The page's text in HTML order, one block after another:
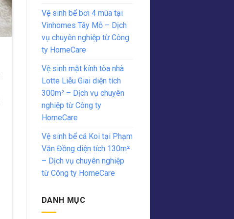
Vệ sinh bể bơi 4 mùa tại
Vinhomes Tây Mỗ – Dịch
vụ chuyên nghiệp từ Công
ty HomeCare
Vệ sinh mặt kính tòa nhà
Lotte Liễu Giai diện tích
300m² – Dịch vụ chuyên
nghiệp từ Công ty
HomeCare
Vệ sinh bể cá Koi tại Phạm
Văn Đồng diện tích 130m²
– Dịch vụ chuyên nghiệp
từ Công ty HomeCare
DANH MỤC